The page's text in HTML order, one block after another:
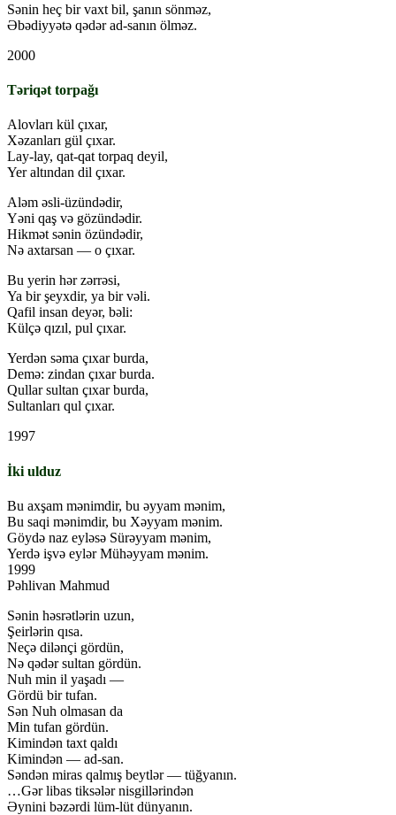
Sənin heç bir vaxt bil, şanın sönməz,
Əbədiyyətə qədər ad-sanın ölməz.
2000
Təriqət torpağı
Alovları kül çıxar,
Xəzanları gül çıxar.
Lay-lay, qat-qat torpaq deyil,
Yer altından dil çıxar.
Aləm əsli-üzündədir,
Yəni qaş və gözündədir.
Hikmət sənin özündədir,
Nə axtarsan — o çıxar.
Bu yerin hər zərrəsi,
Ya bir şeyxdir, ya bir vəli.
Qafil insan deyər, bəli:
Külçə qızıl, pul çıxar.
Yerdən səma çıxar burda,
Demə: zindan çıxar burda.
Qullar sultan çıxar burda,
Sultanları qul çıxar.
1997
İki ulduz
Bu axşam mənimdir, bu əyyam mənim,
Bu saqi mənimdir, bu Xəyyam mənim.
Göydə naz eyləsə Sürəyyam mənim,
Yerdə işvə eylər Mühəyyam mənim.
1999
Pəhlivan Mahmud
Sənin həsrətlərin uzun,
Şeirlərin qısa.
Neçə dilənçi gördün,
Nə qədər sultan gördün.
Nuh min il yaşadı —
Gördü bir tufan.
Sən Nuh olmasan da
Min tufan gördün.
Kimindən taxt qaldı
Kimindən — ad-san.
Səndən miras qalmış beytlər — tüğyanın.
…Gər libas tiksələr nisgillərindən
Əynini bəzərdi lüm-lüt dünyanın.